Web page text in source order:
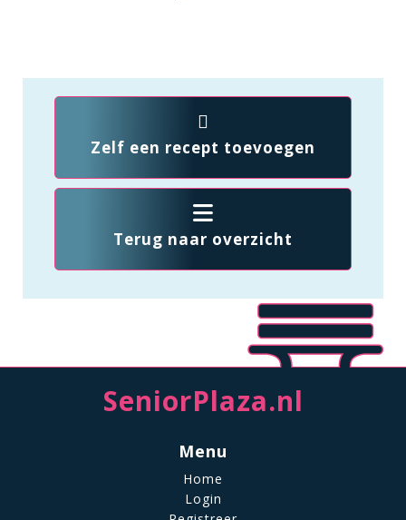
Zelf een recept toevoegen
Terug naar overzicht
SeniorPlaza.nl
Menu
Home
Login